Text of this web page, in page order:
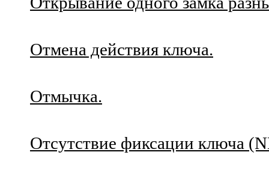
Отмена действия ключа.
Отмычка.
Отсутствие фиксации ключа